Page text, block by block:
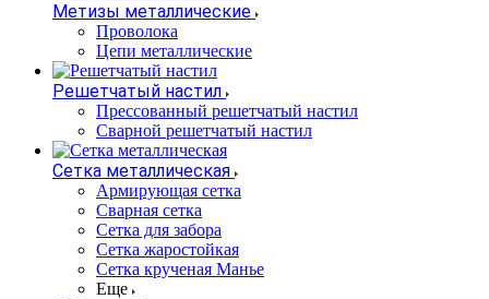
Метизы металлические
Проволока
Цепи металлические
Решетчатый настил
Прессованный решетчатый настил
Сварной решетчатый настил
Сетка металлическая
Армирующая сетка
Сварная сетка
Сетка для забора
Сетка жаростойкая
Сетка крученая Манье
Еще